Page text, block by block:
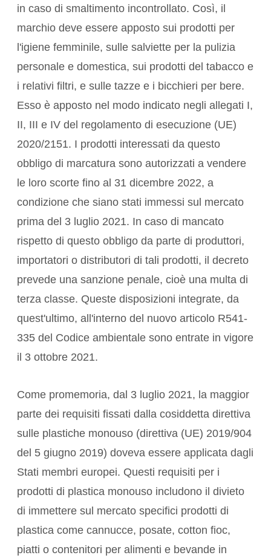
in caso di smaltimento incontrollato. Così, il
marchio deve essere apposto sui prodotti per
l'igiene femminile, sulle salviette per la pulizia
personale e domestica, sui prodotti del tabacco e
i relativi filtri, e sulle tazze e i bicchieri per bere.
Esso è apposto nel modo indicato negli allegati I,
II, III e IV del regolamento di esecuzione (UE)
2020/2151. I prodotti interessati da questo
obbligo di marcatura sono autorizzati a vendere
le loro scorte fino al 31 dicembre 2022, a
condizione che siano stati immessi sul mercato
prima del 3 luglio 2021. In caso di mancato
rispetto di questo obbligo da parte di produttori,
importatori o distributori di tali prodotti, il decreto
prevede una sanzione penale, cioè una multa di
terza classe. Queste disposizioni integrate, da
quest'ultimo, all'interno del nuovo articolo R541-
335 del Codice ambientale sono entrate in vigore
il 3 ottobre 2021.
Come promemoria, dal 3 luglio 2021, la maggior
parte dei requisiti fissati dalla cosiddetta direttiva
sulle plastiche monouso (direttiva (UE) 2019/904
del 5 giugno 2019) doveva essere applicata dagli
Stati membri europei. Questi requisiti per i
prodotti di plastica monouso includono il divieto
di immettere sul mercato specifici prodotti di
plastica come cannucce, posate, cotton fioc,
piatti o contenitori per alimenti e bevande in